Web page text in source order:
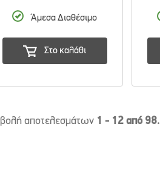
Άμεσα Διαθέσιμο
Στο καλάθι
αποτελεσμάτων 1 - 12 από 98.